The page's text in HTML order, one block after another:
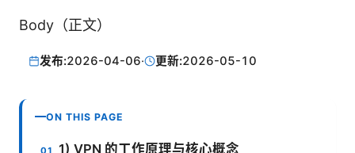
Body（正文）
发布:2026-04-06· 更新:2026-05-10
ON THIS PAGE
1) VPN 的工作原理与核心概念